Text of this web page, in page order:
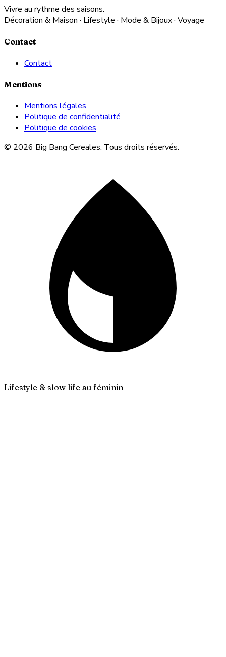
Vivre au rythme des saisons.
Décoration & Maison · Lifestyle · Mode & Bijoux · Voyage
Contact
Contact
Mentions
Mentions légales
Politique de confidentialité
Politique de cookies
© 2026 Big Bang Cereales. Tous droits réservés.
Lifestyle & slow life au féminin